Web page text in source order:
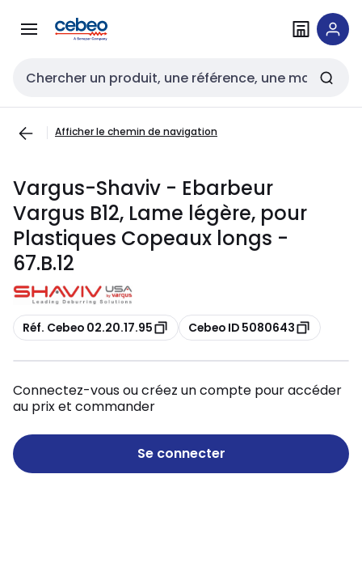
navigationau
Entrée de recherche
Afficher le chemin de navigation
Vargus-Shaviv - Ebarbeur
Vargus B12, Lame légère, pour
Plastiques Copeaux longs -
67.B.12
Copier
Réf. Cebeo 02.20.17.95 Copier
Cebeo ID 5080643
Connectez-vous ou créez un compte pour accéder
au prix et commander
Se connecter